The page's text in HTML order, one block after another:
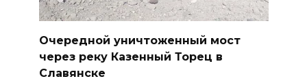
Очередной уничтоженный мост
через реку Казенный Торец в
Славянске